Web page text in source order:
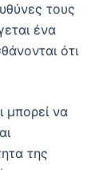
τους
ένα
ότι
μπορεί να
της